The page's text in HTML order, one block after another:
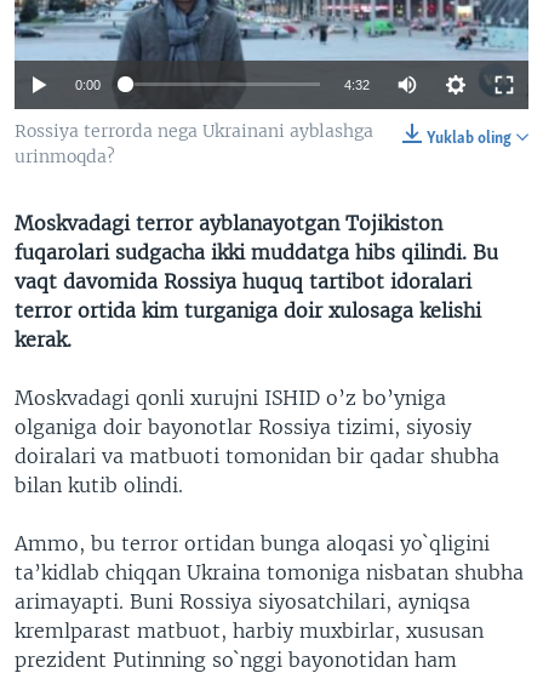
VIDEO
XABARLAR SURATLARDA
ODNOKLASSNIKI
TELEGRAM
TWITTER
SOUNDCLOUD
VOA
0:00 4:32
Yuklab oling
Rossiya terrorda nega Ukrainani ayblashga
urinmoqda?
Moskvadagi terror ayblanayotgan Tojikiston
fuqarolari sudgacha ikki muddatga hibs qilindi. Bu
vaqt davomida Rossiya huquq tartibot idoralari
terror ortida kim turganiga doir xulosaga kelishi
kerak.
Moskvadagi qonli xurujni ISHID o’z bo’yniga
olganiga doir bayonotlar Rossiya tizimi, siyosiy
doiralari va matbuoti tomonidan bir qadar shubha
bilan kutib olindi.
Ammo, bu terror ortidan bunga aloqasi yo`qligini
ta’kidlab chiqqan Ukraina tomoniga nisbatan shubha
arimayapti. Buni Rossiya siyosatchilari, ayniqsa
kremlparast matbuot, harbiy muxbirlar, xususan
prezident Putinning so`nggi bayonotidan ham